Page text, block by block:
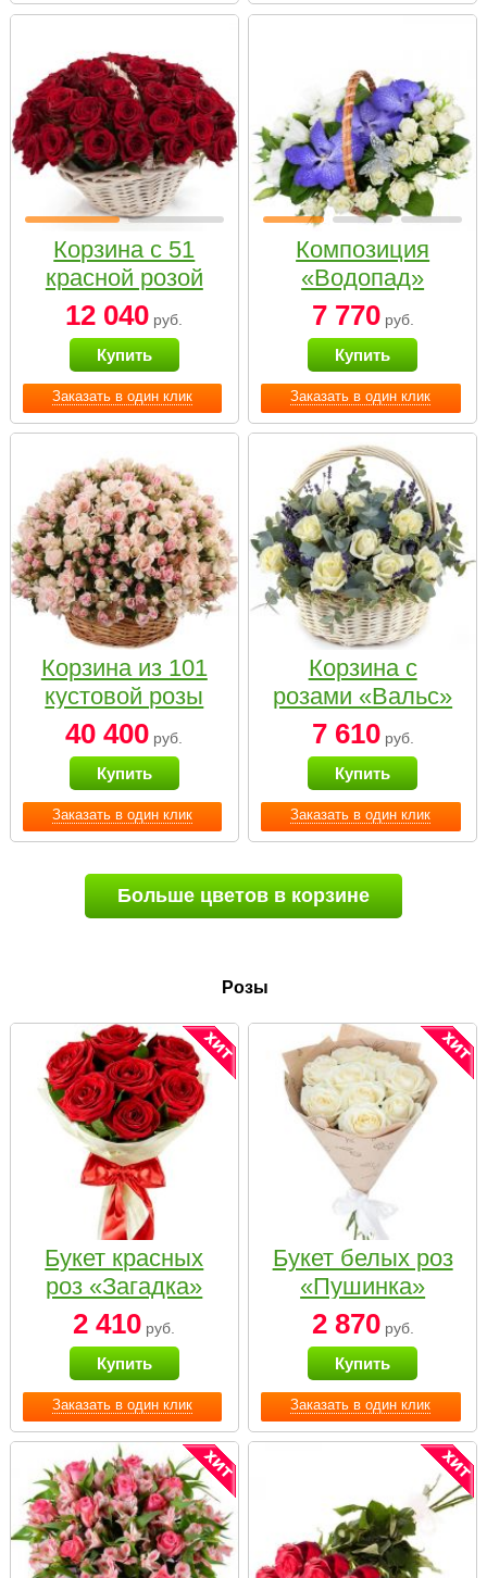
Заказать в один клик
Корзина с 51
красной розой
12 040 руб.
Купить
Заказать в один клик
Композиция
«Водопад»
7 770руб.
Купить
Заказать в один клик
Корзина из 101
кустовой розы
нежных тонов
40 400 руб.
Купить
Заказать в один клик
Корзина с
розами «Вальс»
7 610руб.
Купить
Больше цветов в корзине
Розы
Заказать в один клик
Букет красных
роз «Загадка»
2 410 руб.
Купить
Заказать в один клик
Букет белых роз
«Пушинка»
2 870руб.
Купить